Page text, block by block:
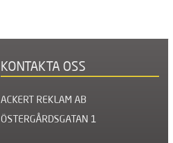
KONTAKTA OSS
ACKERT REKLAM AB
ÖSTERGÅRDSGATAN 1